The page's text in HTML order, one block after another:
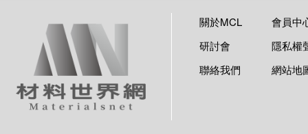
關於MCL
會員中
研討會
隱私權
聯絡我們
網站地